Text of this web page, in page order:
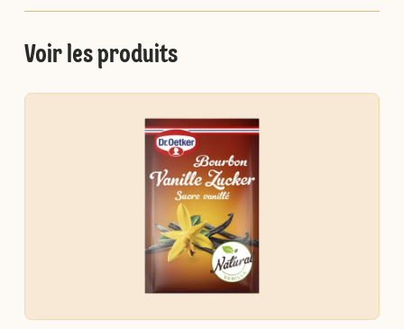
Voir les produits